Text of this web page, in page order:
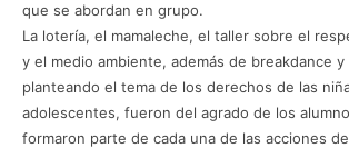
que se abordan en grupo.
La lotería, el mamaleche, el taller sobre el
y el medio ambiente, además de breakdance
planteando el tema de los derechos de las
adolescentes, fueron del agrado de los
formaron parte de cada una de las acciones